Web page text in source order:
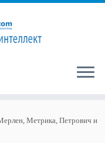
Метрика, Петрович и